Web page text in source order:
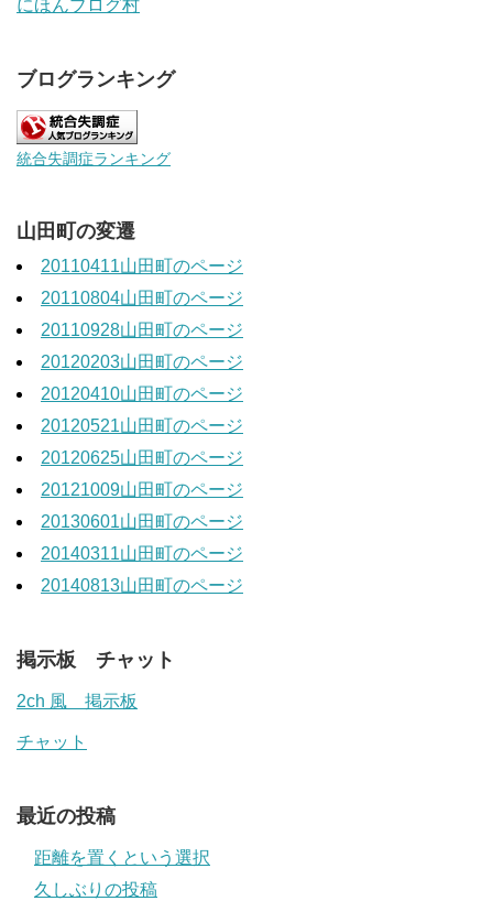
にほんブログ村
ブログランキング
統合失調症ランキング
山田町の変遷
20110411山田町のページ
20110804山田町のページ
20110928山田町のページ
20120203山田町のページ
20120410山田町のページ
20120521山田町のページ
20120625山田町のページ
20121009山田町のページ
20130601山田町のページ
20140311山田町のページ
20140813山田町のページ
掲示板 チャット
2ch 風 掲示板
チャット
最近の投稿
距離を置くという選択
久しぶりの投稿